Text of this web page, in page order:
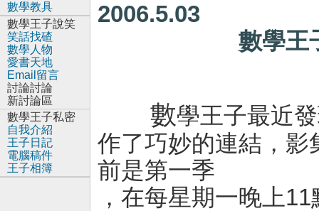
數學王
數學王子最近
作了巧妙的連結，
前是第一季
，在每星期一晚上
數學教具
數學王子說笑
笑話找碴
數學人物
愛書天地
Email留言
討論討論
新討論區
數學王子私密
自我介紹
王子日記
電腦稿件
王子相簿